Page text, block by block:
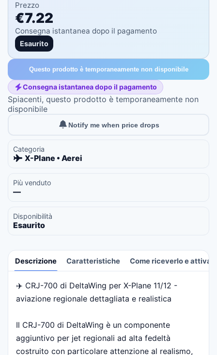
Prezzo
€7.22
Consegna istantanea dopo il pagamento
Esaurito
Questo prodotto è temporaneamente non disponibile
Consegna istantanea dopo il pagamento
Spiacenti, questo prodotto è temporaneamente non
disponibile
Notify me when price drops
Categoria
X-Plane • Aerei
Più venduto
—
Disponibilità
Esaurito
Descrizione Caratteristiche Come riceverlo e
Descrizione
✈️ CRJ-700 di DeltaWing per X-Plane 11/12 -
aviazione regionale dettagliata e realistica
Il CRJ-700 di DeltaWing è un componente
aggiuntivo per jet regionali ad alta fedeltà
costruito con particolare attenzione al realismo,